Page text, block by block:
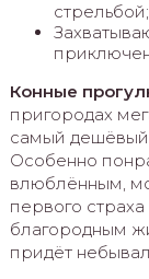
стрельбой;
Конные
пригородах
самый дешёвый
Особенно
влюблённым,
первого
благородным
придёт